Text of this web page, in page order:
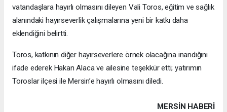
vatandaşlara hayırlı olmasını dileyen Vali Toros, eğitim ve sağlık
alanındaki hayırseverlik çalışmalarına yeni bir katkı daha
eklendiğini belirtti.
Toros, katkının diğer hayırseverlere örnek olacağına inandığını
ifade ederek Hakan Alaca ve ailesine teşekkür etti; yatırımın
Toroslar ilçesi ile Mersin’e hayırlı olmasını diledi.
MERSIN HABERİ